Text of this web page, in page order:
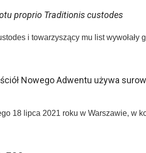
proprio Traditionis custodes
i towarzyszący mu list wywołały
Nowego Adwentu używa
18 lipca 2021 roku w Warszawie, w